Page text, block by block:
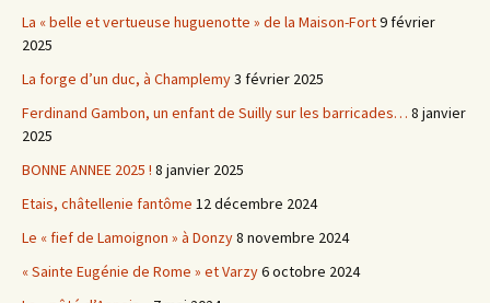
La « belle et vertueuse huguenotte » de la Maison-Fort9 février
2025
La forge d’un duc, à Champlemy3 février 2025
Ferdinand Gambon, un enfant de Suilly sur les barricades… 8 janvier
2025
BONNE ANNEE 2025 ! 8 janvier 2025
Etais, châtellenie fantôme 12 décembre 2024
Le « fief de Lamoignon » à Donzy8 novembre 2024
« Sainte Eugénie de Rome » et Varzy6 octobre 2024